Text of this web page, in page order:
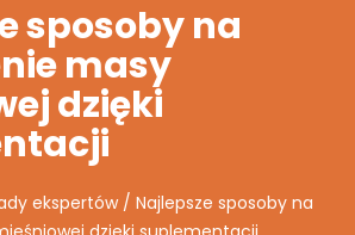
sposoby na
masy
dzięki
ekspertów/ Najlepsze sposoby na